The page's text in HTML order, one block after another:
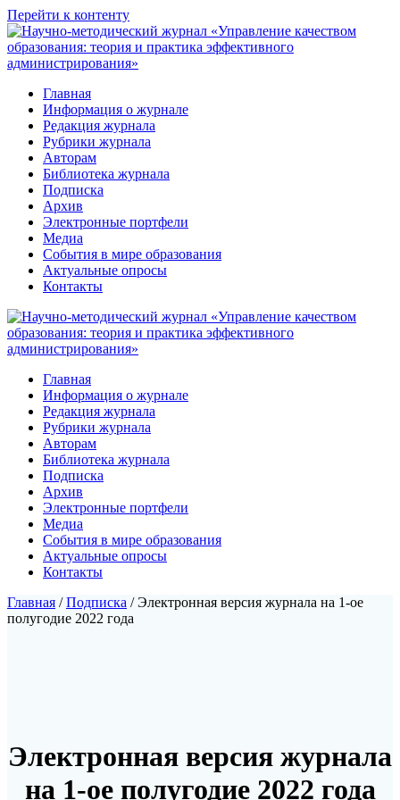
Перейти к контенту
Главная
Информация о журнале
Редакция журнала
Рубрики журнала
Авторам
Библиотека журнала
Подписка
Архив
Электронные портфели
Медиа
События в мире образования
Актуальные опросы
Контакты
Главная
Информация о журнале
Редакция журнала
Рубрики журнала
Авторам
Библиотека журнала
Подписка
Архив
Электронные портфели
Медиа
События в мире образования
Актуальные опросы
Контакты
Главная /Подписка / Электронная версия журнала на 1-ое
полугодие 2022 года
Электронная версия журнала
на 1-ое полугодие 2022 года